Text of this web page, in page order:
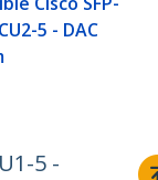
5 - DAC
5 -